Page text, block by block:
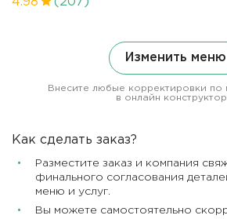
Изменить меню
Внесите любые корректировки по
в онлайн
Как сделать заказ?
Разместите заказ и компания
финального согласования
меню и услуг.
Вы можете самостоятельно